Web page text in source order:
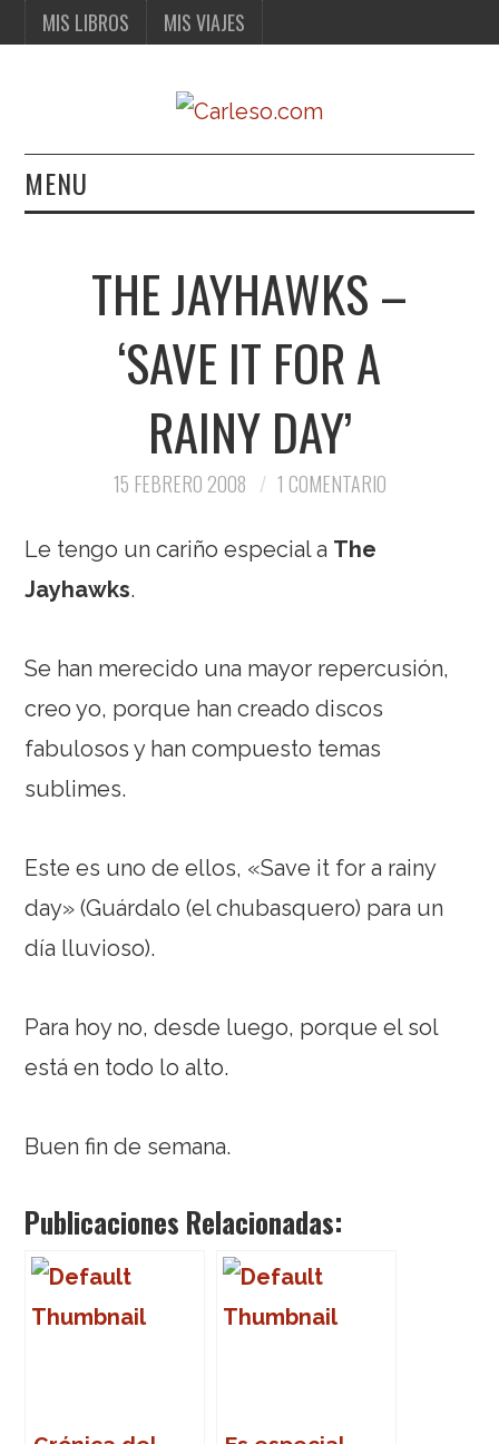
MIS LIBROS MIS VIAJES
MENU
MIS VIAJES
THE JAYHAWKS –
‘SAVE IT FOR A
RAINY DAY’
15 FEBRERO 2008 1 COMENTARIO
Le tengo un cariño especial a The
Jayhawks.
Se han merecido una mayor repercusión,
creo yo, porque han creado discos
fabulosos y han compuesto temas
sublimes.
Este es uno de ellos, «Save it for a rainy
day» (Guárdalo (el chubasquero) para un
día lluvioso).
Para hoy no, desde luego, porque el sol
está en todo lo alto.
Buen fin de semana.
Publicaciones Relacionadas: